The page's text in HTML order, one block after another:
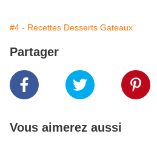
#4 - Recettes Desserts Gateaux
Partager
Vous aimerez aussi